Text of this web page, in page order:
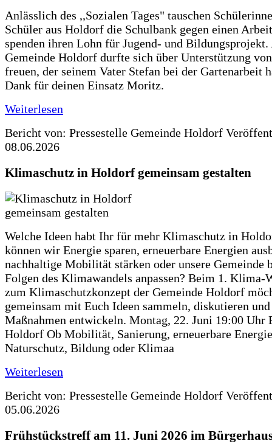
Anlässlich des ,,Sozialen Tages" tauschen
Schüler aus Holdorf die Schulbank gegen einen
spenden ihren Lohn für Jugend- und Bildungsprojekt.
Gemeinde Holdorf durfte sich über Unterstützung
freuen, der seinem Vater Stefan bei der Gartenarbeit
Dank für deinen Einsatz Moritz.
Weiterlesen
Bericht von: Pressestelle Gemeinde Holdorf
08.06.2026
Klimaschutz in Holdorf gemeinsam gestalten
Welche Ideen habt Ihr für mehr Klimaschutz in
können wir Energie sparen, erneuerbare Energien
nachhaltige Mobilität stärken oder unsere Gemeinde
Folgen des Klimawandels anpassen? Beim 1. Klima-
zum Klimaschutzkonzept der Gemeinde Holdorf
gemeinsam mit Euch Ideen sammeln, diskutieren
Maßnahmen entwickeln. Montag, 22. Juni 19:00 Uhr
Holdorf Ob Mobilität, Sanierung, erneuerbare
Naturschutz, Bildung oder Klimaa
Weiterlesen
Bericht von: Pressestelle Gemeinde Holdorf
05.06.2026
Frühstückstreff am 11. Juni 2026 im